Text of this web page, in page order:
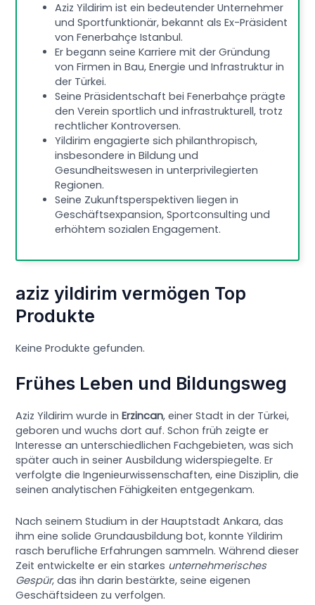
Aziz Yildirim ist ein bedeutender Unternehmer
und Sportfunktionär, bekannt als Ex-Präsident
von Fenerbahçe Istanbul.
Er begann seine Karriere mit der Gründung
von Firmen in Bau, Energie und Infrastruktur in
der Türkei.
Seine Präsidentschaft bei Fenerbahçe prägte
den Verein sportlich und infrastrukturell, trotz
rechtlicher Kontroversen.
Yildirim engagierte sich philanthropisch,
insbesondere in Bildung und
Gesundheitswesen in unterprivilegierten
Regionen.
Seine Zukunftsperspektiven liegen in
Geschäftsexpansion, Sportconsulting und
erhöhtem sozialen Engagement.
aziz yildirim vermögen Top
Produkte
Keine Produkte gefunden.
Frühes Leben und Bildungsweg
Aziz Yildirim wurde inErzincan, einer Stadt in der Türkei,
geboren und wuchs dort auf. Schon früh zeigte er
Interesse an unterschiedlichen Fachgebieten, was sich
später auch in seiner Ausbildung widerspiegelte. Er
verfolgte die Ingenieurwissenschaften, eine Disziplin, die
seinen analytischen Fähigkeiten entgegenkam.
Nach seinem Studium in der Hauptstadt Ankara, das
ihm eine solide Grundausbildung bot, konnte Yildirim
rasch berufliche Erfahrungen sammeln. Während dieser
Zeit entwickelte er ein starkes unternehmerisches
Gespür, das ihn darin bestärkte, seine eigenen
Geschäftsideen zu verfolgen.